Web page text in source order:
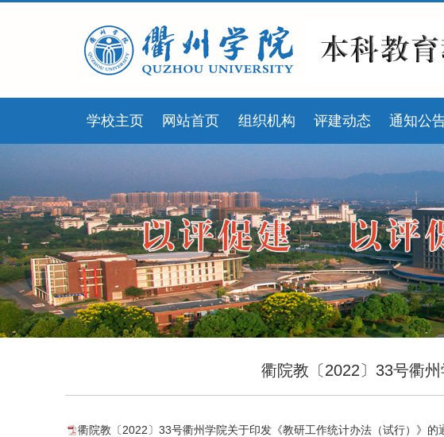
学校主页 网站首页 组织机构 评建动态 通知公
衢院教〔2022〕33号衢
衢院教〔2022〕33号衢州学院关于印发《教研工作统计办法（试行）》的